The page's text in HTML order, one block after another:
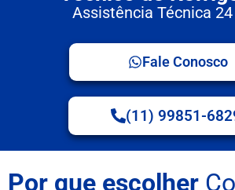
Assistência Técnica
Fale Conosco
(11) 99851-
Por que escolher